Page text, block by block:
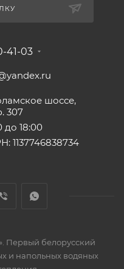
41-03
шоссе,
307
до 18:00
1137746838734
Первый белорусский
и напольных водяных